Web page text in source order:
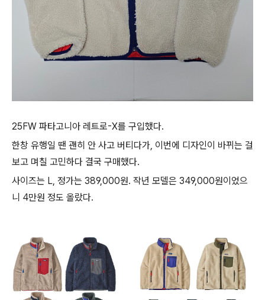
25FW 파타고니아 레트로-X를 구입했다.
한창 유행일 땐 괜히 안 사고 버티다가, 이번에 디자인이 바뀌는 걸
보고 며칠 고민하다 결국 구매했다.
사이즈는 L, 정가는 389,000원. 작년 모델은 349,000원이었으
니 4만원 정도 올랐다.